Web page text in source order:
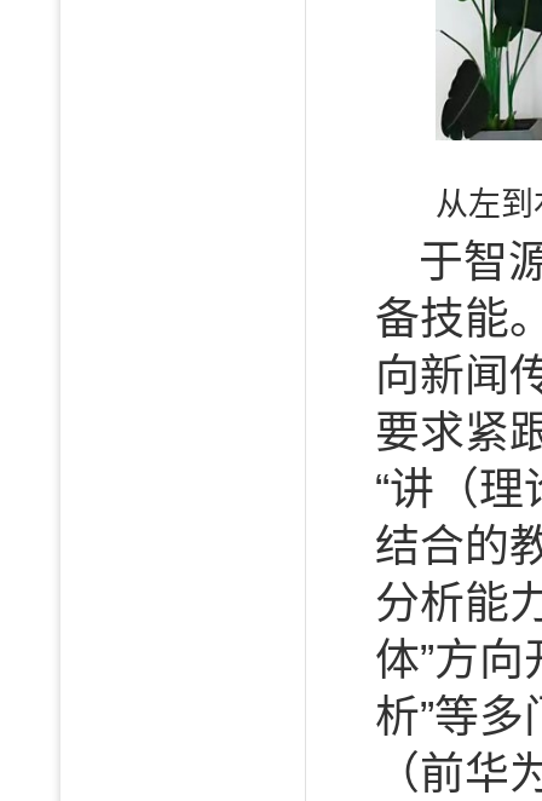
从左
于智
备技能
向新闻
要求紧
“讲（
结合的
分析能
体”方向
析”等
（前